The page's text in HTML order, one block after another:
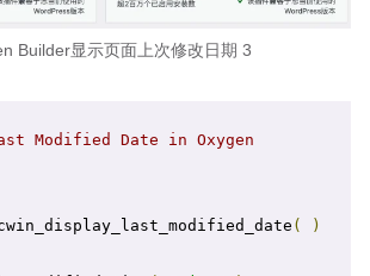
Builder显示页面上次修改日期 3
Modified Date in Oxygen
(
)